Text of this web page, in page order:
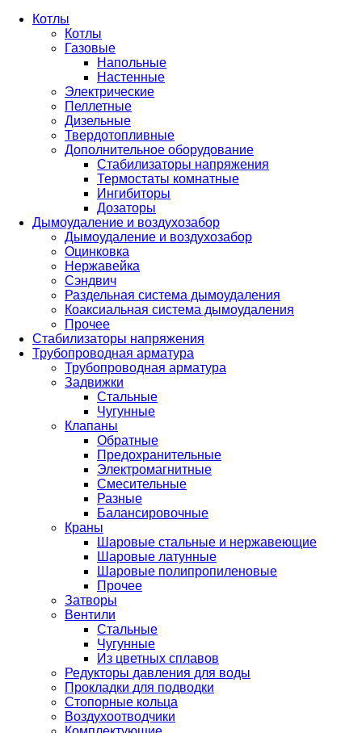
Котлы
Котлы
Газовые
Напольные
Настенные
Электрические
Пеллетные
Дизельные
Твердотопливные
Дополнительное оборудование
Стабилизаторы напряжения
Термостаты комнатные
Ингибиторы
Дозаторы
Дымоудаление и воздухозабор
Дымоудаление и воздухозабор
Оцинковка
Нержавейка
Сэндвич
Раздельная система дымоудаления
Коаксиальная система дымоудаления
Прочее
Стабилизаторы напряжения
Трубопроводная арматура
Трубопроводная арматура
Задвижки
Стальные
Чугунные
Клапаны
Обратные
Предохранительные
Электромагнитные
Смесительные
Разные
Балансировочные
Краны
Шаровые стальные и нержавеющие
Шаровые латунные
Шаровые полипропиленовые
Прочее
Затворы
Вентили
Стальные
Чугунные
Из цветных сплавов
Редукторы давления для воды
Прокладки для подводки
Стопорные кольца
Воздухоотводчики